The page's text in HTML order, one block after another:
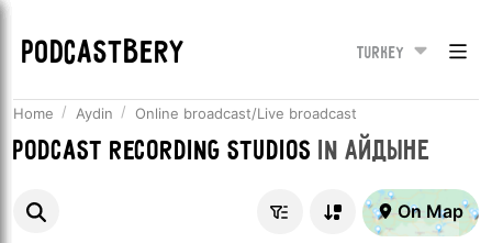
PODCASTBERY Turkey
Home Aydin Online broadcast/Live broadcast
Podcast recording studios inАйдыне
On Map